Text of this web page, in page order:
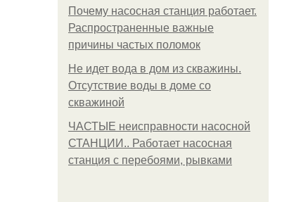
Почему насосная станция работает.
Распространенные важные
причины частых поломок
Не идет вода в дом из скважины.
Отсутствие воды в доме со
скважиной
ЧАСТЫЕ неисправности насосной
СТАНЦИИ.. Работает насосная
станция с перебоями, рывками